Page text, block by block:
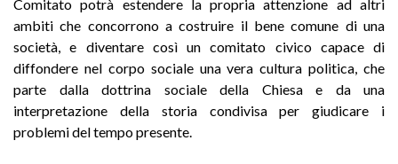
Comitato potrà estendere la propria attenzione ad altri
ambiti che concorrono a costruire il bene comune di una
società, e diventare così un comitato civico capace di
diffondere nel corpo sociale una vera cultura politica, che
parte dalla dottrina sociale della Chiesa e da una
interpretazione della storia condivisa per giudicare i
problemi del tempo presente.